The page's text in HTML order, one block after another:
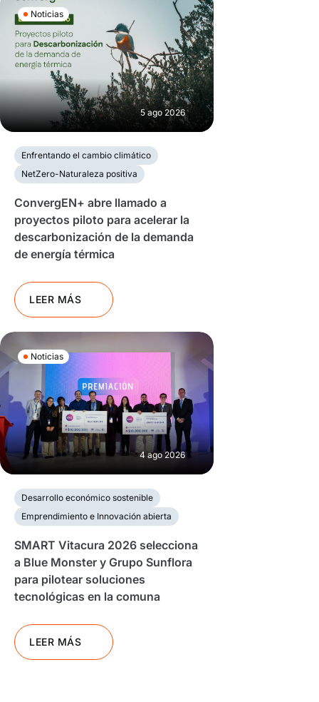
Noticias
5 ago 2026
Enfrentando el cambio climático
NetZero-Naturaleza positiva
ConvergEN+ abre llamado a
proyectos piloto para acelerar la
descarbonización de la demanda
de energía térmica
LEER MÁS
Noticias
4 ago 2026
Desarrollo económico sostenible
Emprendimiento e Innovación abierta
SMART Vitacura 2026 selecciona
a Blue Monster y Grupo Sunflora
para pilotear soluciones
tecnológicas en la comuna
LEER MÁS